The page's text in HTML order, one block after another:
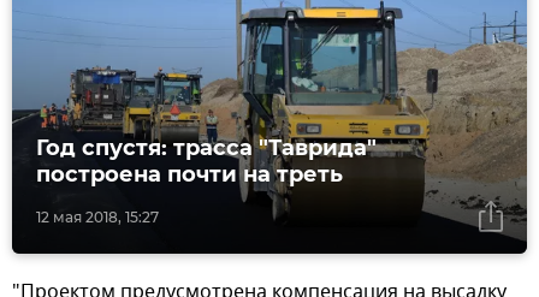
12 мая 2018, 15:27
Год спустя: трасса "Таврида"
построена почти на треть